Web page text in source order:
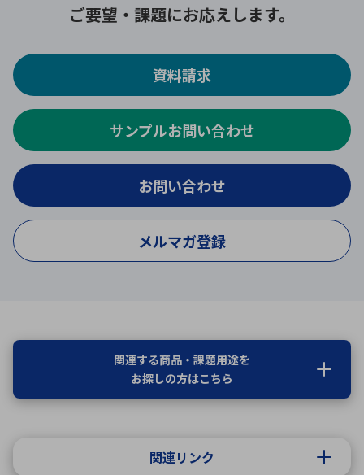
ご要望・課題にお応えします。
資料請求
サンプルお問い合わせ
お問い合わせ
メルマガ登録
関連する商品・課題用途を
お探しの方はこちら
関連リンク